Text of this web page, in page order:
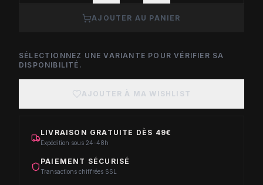
AJOUTER AU PANIER
SÉLECTIONNEZ UNE VARIANTE POUR VÉRIFIER SA
DISPONIBILITÉ.
AJOUTER À MA WISHLIST
LIVRAISON GRATUITE DÈS 49€
Expédition sous 24-48h
PAIEMENT SÉCURISÉ
Transactions chiffrées SSL